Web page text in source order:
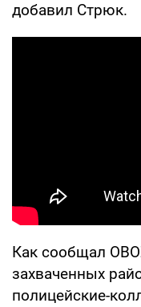
добавил Стрюк.
Как сообщал
захваченных
полицейские-